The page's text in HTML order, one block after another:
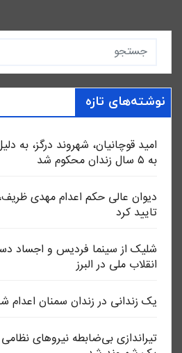
نوشته‌های تازه
امید قوچانیان، شهروند درگز، به
به ۵ سال زندان محکوم شد
دیوان عالی حکم اعدام مهدی ظریف،
تایید کرد
شلیک از سینما فردیس و اجساد
انقلاب ملی در البرز
یک زندانی در زندان سمنان اعدام
تیراندازی بی‌ضابطه نیروهای